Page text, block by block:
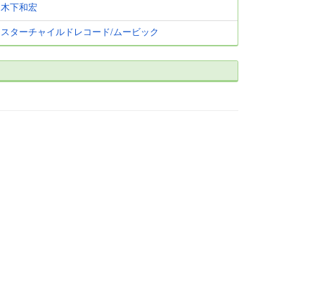
木下和宏
スターチャイルドレコード/ムービック